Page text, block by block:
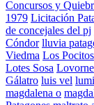
Concursos y
1979 Licitación
de concejales del pj
Cóndor lluvia
Viedma Los Pocitos
Lotes Sosa Lovorne
Gálatro luis vel
magdalena o